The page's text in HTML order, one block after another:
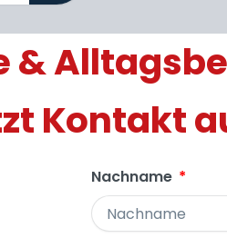
&
Kontakt
Nachname